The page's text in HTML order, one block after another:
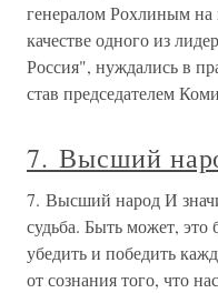
генералом Рохлиным на
качестве одного из
Россия", нуждались в
став председателем
7. Высший
7. Высший народ И
судьба. Быть может, это
убедить и победить
от сознания того, что